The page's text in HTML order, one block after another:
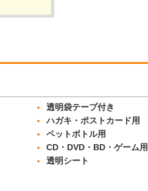
透明袋テープ付き
ハガキ・ポストカード用
ペットボトル用
CD・DVD・BD・ゲーム用
透明シート